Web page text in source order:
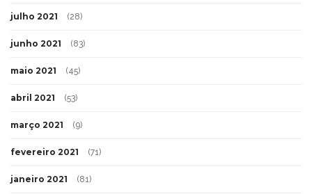
julho 2021 (28)
junho 2021 (83)
maio 2021 (45)
abril 2021 (53)
março 2021 (9)
fevereiro 2021 (71)
janeiro 2021 (81)